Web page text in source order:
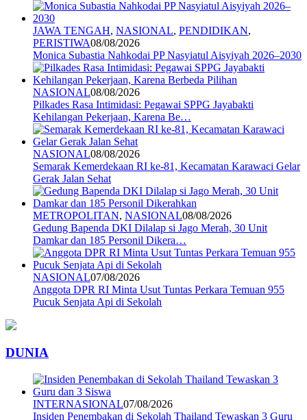
JAWA TENGAH, NASIONAL, PENDIDIKAN,
PERISTIWA08/08/2026
Monica Subastia Nahkodai PP Nasyiatul Aisyiyah 2026–2030
NASIONAL08/08/2026
Pilkades Rasa Intimidasi: Pegawai SPPG Jayabakti
Kehilangan Pekerjaan, Karena Be…
NASIONAL08/08/2026
Semarak Kemerdekaan RI ke-81, Kecamatan Karawaci Gelar
Gerak Jalan Sehat
METROPOLITAN, NASIONAL08/08/2026
Gedung Bapenda DKI Dilalap si Jago Merah, 30 Unit
Damkar dan 185 Personil Dikera…
NASIONAL07/08/2026
Anggota DPR RI Minta Usut Tuntas Perkara Temuan 955
Pucuk Senjata Api di Sekolah
DUNIA
INTERNASIONAL07/08/2026
Insiden Penembakan di Sekolah Thailand Tewaskan 3 Guru